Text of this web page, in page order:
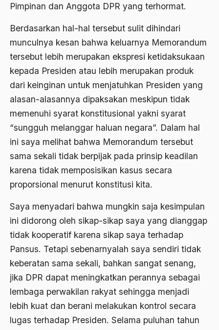
Pimpinan dan Anggota DPR yang terhormat.
Berdasarkan hal-hal tersebut sulit dihindari
munculnya kesan bahwa keluarnya Memorandum
tersebut lebih merupakan ekspresi ketidaksukaan
kepada Presiden atau lebih merupakan produk
dari keinginan untuk menjatuhkan Presiden yang
alasan-alasannya dipaksakan meskipun tidak
memenuhi syarat konstitusional yakni syarat
“sungguh melanggar haluan negara”. Dalam hal
ini saya melihat bahwa Memorandum tersebut
sama sekali tidak berpijak pada prinsip keadilan
karena tidak memposisikan kasus secara
proporsional menurut konstitusi kita.
Saya menyadari bahwa mungkin saja kesimpulan
ini didorong oleh sikap-sikap saya yang dianggap
tidak kooperatif karena sikap saya terhadap
Pansus. Tetapi sebenarnyalah saya sendiri tidak
keberatan sama sekali, bahkan sangat senang,
jika DPR dapat meningkatkan perannya sebagai
lembaga perwakilan rakyat sehingga menjadi
lebih kuat dan berani melakukan kontrol secara
lugas terhadap Presiden. Selama puluhan tahun
BPKK
BPR
brawijaya
Brawijaya V
Brazil
Brigjen K
Budak Sosiologis
budaya
Budaya Altenatif
Budaya baru
budaya daerah
Budaya dan Pendidikan
budaya jawa
Budaya Kaum Santri
Budaya Keraton